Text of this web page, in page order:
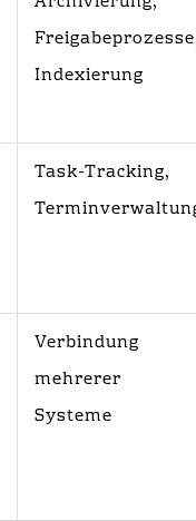
Indexierung
Task-Tracking,
Verbindung
mehrerer
Systeme